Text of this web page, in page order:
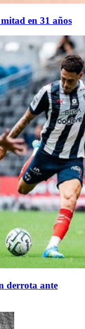
en 31 años
derrota ante